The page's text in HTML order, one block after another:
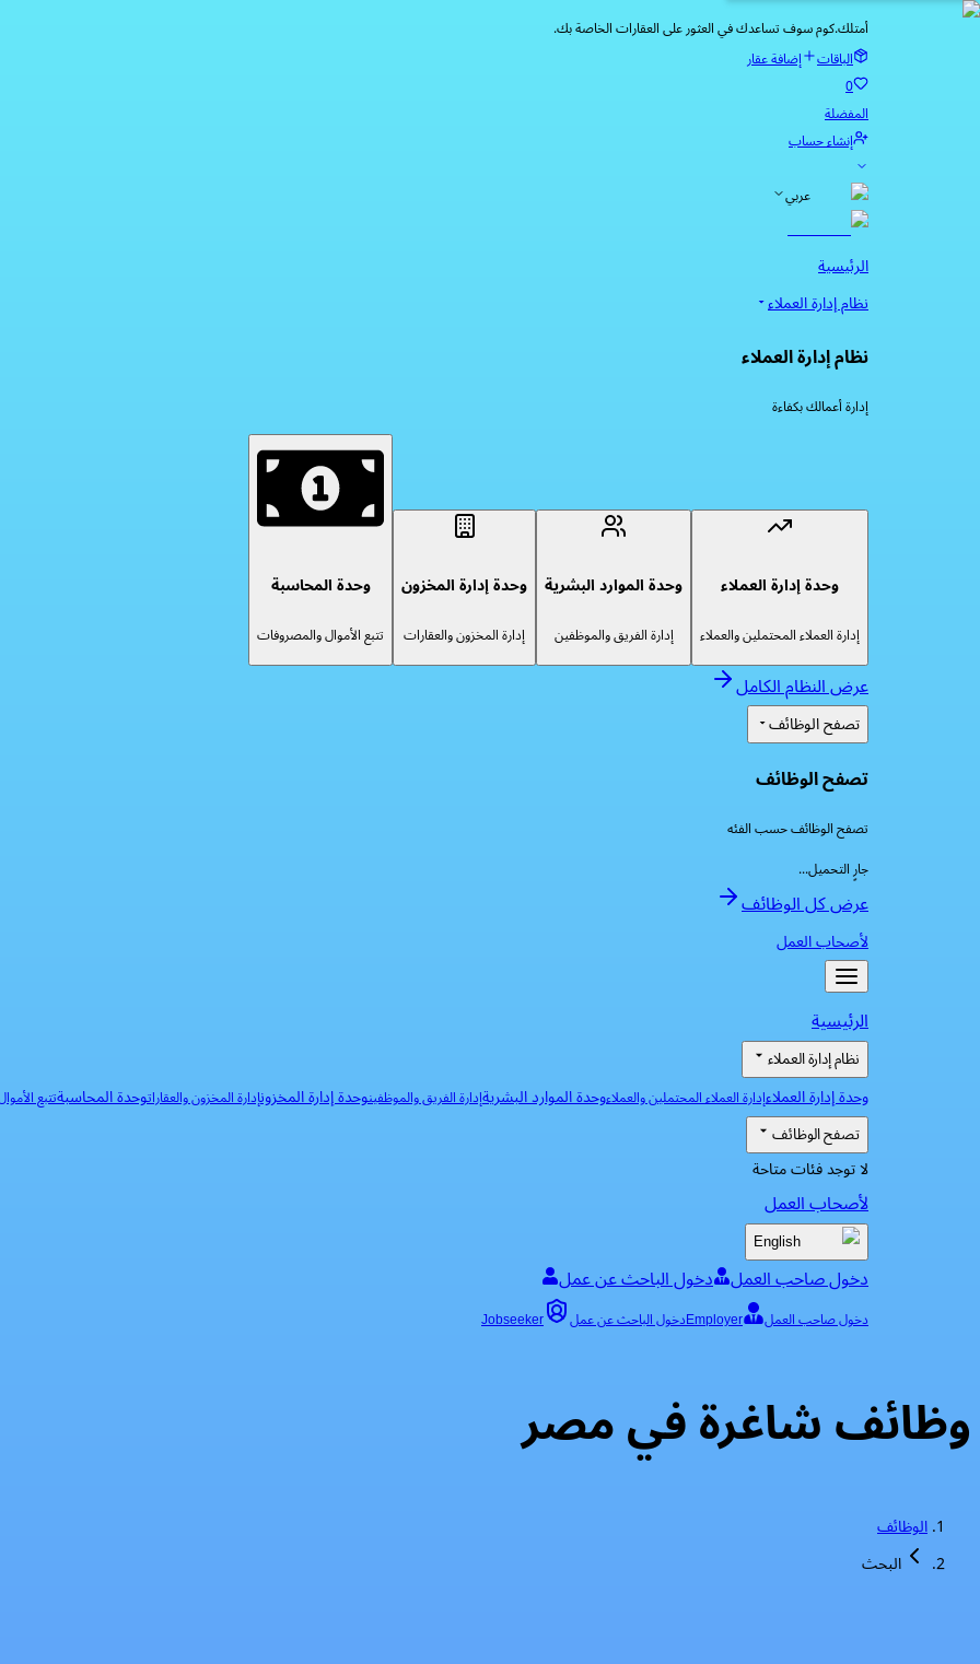
أمتلك.كوم سوف تساعدك في العثور على العقارات الخاصة بك.
الباقات إضافة عقار
0
المفضلة
إنشاء حساب
عربي
الرئيسية
نظام إدارة العملاء
نظام إدارة العملاء
إدارة أعمالك بكفاءة
وحدة إدارة العملاء
إدارة العملاء المحتملين والعملاء
وحدة الموارد البشرية
إدارة الفريق والموظفين
وحدة إدارة المخزون
إدارة المخزون والعقارات
وحدة المحاسبة
تتبع الأموال والمصروفات
عرض النظام الكامل
تصفح الوظائف
تصفح الوظائف
تصفح الوظائف حسب الفئه
جارٍ التحميل...
عرض كل الوظائف
لأصحاب العمل
الرئيسية
نظام إدارة العملاء
وحدة إدارة العملاءإدارة العملاء المحتملين والعملاءوحدة الموارد البشريةإدارة الفريق والموظفينوحدة إدارة المخزونإدارة المخزون والعقاراتوحدة المحاسبةتتبع
تصفح الوظائف
لا توجد فئات متاحة
لأصحاب العمل
English
دخول صاحب العمل دخول الباحث عن عمل
دخول صاحب العمل Employerدخول الباحث عن عمل Jobseeker
وظائف شاغرة في مصر
الوظائف
البحث